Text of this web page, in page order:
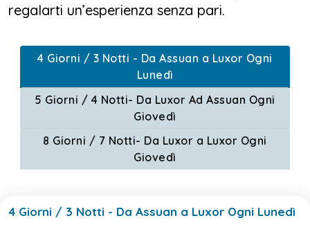
regalarti un’esperienza senza pari.
4 Giorni / 3 Notti - Da Assuan a Luxor Ogni
Lunedì
5 Giorni / 4 Notti- Da Luxor Ad Assuan Ogni
Giovedì
8 Giorni / 7 Notti- Da Luxor a Luxor Ogni
Giovedì
4 Giorni / 3 Notti - Da Assuan a Luxor Ogni Lunedì